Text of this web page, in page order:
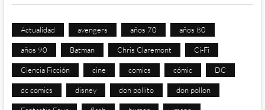
Actualidad avengers años 70 años 80
años 90 Batman Chris Claremont Ci-Fi
Ciencia Ficción cine comics cómic DC
dc comics disney don pollito don pollon